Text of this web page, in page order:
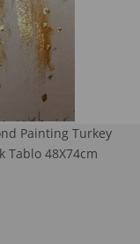
Painting Turkey
Tablo 48X74cm